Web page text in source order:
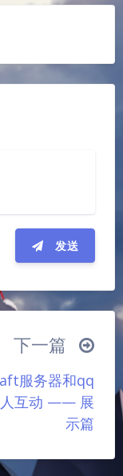
Serif Serif
深阴影
暗化
发送
｡)
下一篇
服务器和qq
人互动 —— 展
示篇